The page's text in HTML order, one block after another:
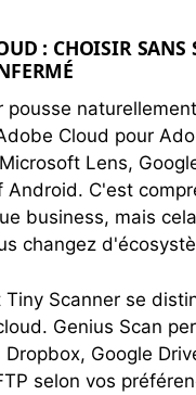
: CHOISIR SANS
pousse
Cloud pour
Lens,
Android. C'est
business, mais
changez
Tiny Scanner se
Genius Scan
Google
selon vos